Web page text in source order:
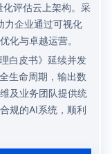
化评估云上架构。采
力企业通过可视化
化与卓越运营。
白皮书》延续并发
生命周期，输出数
及业务团队提供统
规的AI系统，顺利